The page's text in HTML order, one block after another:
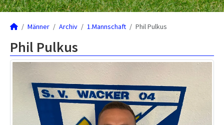
Männer Archiv 1.Mannschaft Phil Pulkus
Phil Pulkus